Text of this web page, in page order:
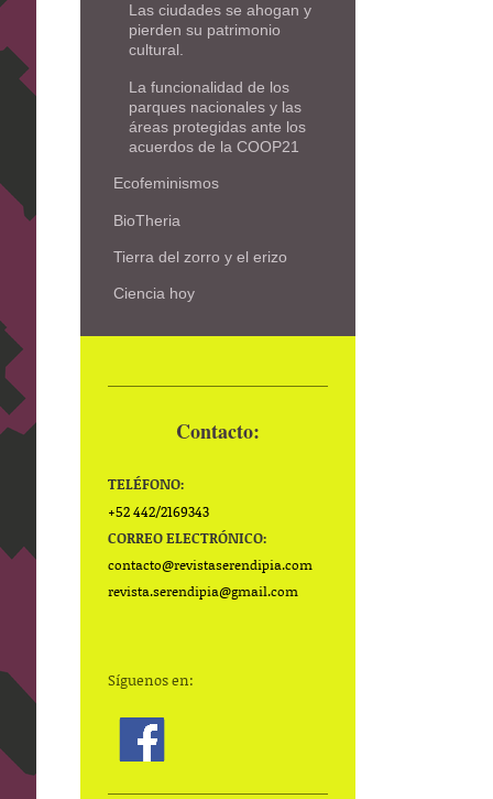
Las ciudades se ahogan y
pierden su patrimonio
cultural.
La funcionalidad de los
parques nacionales y las
áreas protegidas ante los
acuerdos de la COOP21
Ecofeminismos
BioTheria
Tierra del zorro y el erizo
Ciencia hoy
Contacto:
TELÉFONO:
+52 442/2169343
CORREO ELECTRÓNICO:
contacto@revistaserendipia.com
revista.serendipia@gmail.com
Síguenos en: